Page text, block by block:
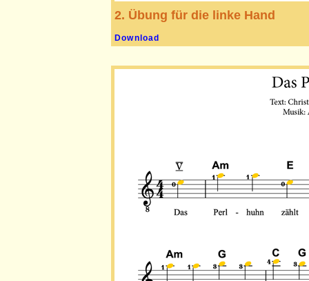
2. Übung für die linke Hand
Download